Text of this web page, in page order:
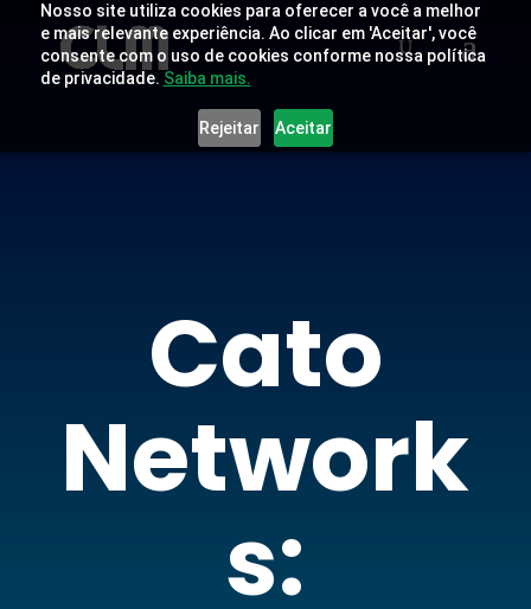
Nosso site utiliza cookies para oferecer a você a melhor
e mais relevante experiência. Ao clicar em 'Aceitar', você
consente com o uso de cookies conforme nossa política
de privacidade. Saiba mais.
Rejeitar Aceitar
Cato
Network
s: